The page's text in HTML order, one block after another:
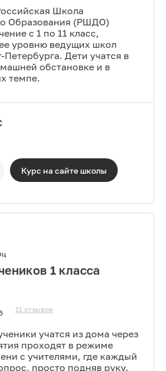
Школа
Образования (РШДО)
с 1 по 11 класс,
уровню ведущих школ
Дети учатся в
обстановке и в
темпе.
Курс на сайте школы
1 класса
11 отзывов
учатся из дома через
проходят в режиме
с учителями, где каждый
просто подняв руку.